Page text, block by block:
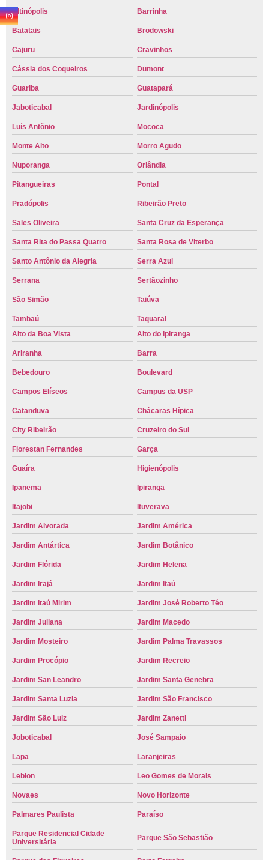
Altinópolis Barrinha
Batatais Brodowski
Cajuru Cravinhos
Cássia dos Coqueiros Dumont
Guariba Guatapará
Jaboticabal Jardinópolis
Luís Antônio Mococa
Monte Alto Morro Agudo
Nuporanga Orlândia
Pitangueiras Pontal
Pradópolis Ribeirão Preto
Sales Oliveira Santa Cruz da Esperança
Santa Rita do Passa Quatro Santa Rosa de Viterbo
Santo Antônio da Alegria Serra Azul
Serrana Sertãozinho
São Simão Taiúva
Tambaú
Taquaral
Alto da Boa Vista
Alto do Ipiranga
Ariranha Barra
Bebedouro Boulevard
Campos Elíseos Campus da USP
Catanduva Chácaras Hípica
City Ribeirão Cruzeiro do Sul
Florestan Fernandes Garça
Guaíra Higienópolis
Ipanema Ipiranga
Itajobi Ituverava
Jardim Alvorada Jardim América
Jardim Antártica Jardim Botânico
Jardim Flórida Jardim Helena
Jardim Irajá Jardim Itaú
Jardim Itaú Mirim Jardim José Roberto Téo
Jardim Juliana Jardim Macedo
Jardim Mosteiro Jardim Palma Travassos
Jardim Procópio Jardim Recreio
Jardim San Leandro Jardim Santa Genebra
Jardim Santa Luzia Jardim São Francisco
Jardim São Luiz Jardim Zanetti
Joboticabal José Sampaio
Lapa Laranjeiras
Leblon Leo Gomes de Morais
Novaes Novo Horizonte
Palmares Paulista Paraíso
Parque Residencial Cidade
Universitária
Parque São Sebastião